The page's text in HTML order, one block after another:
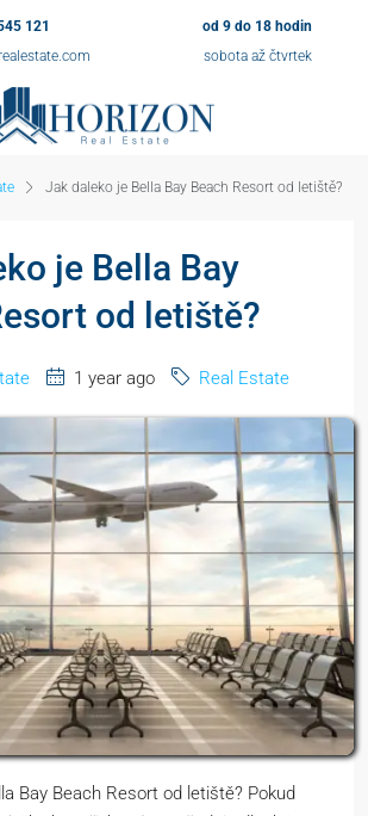
121
od 9 do 18 hodin
sobota až čtvrtek
Jak daleko je Bella Bay Beach Resort od letiště?
je Bella Bay
od letiště?
1 year ago Real Estate
Bay Beach Resort od letiště? Pokud